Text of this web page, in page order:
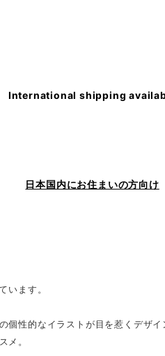
International shipping
日本国内にお住まいの方向け
います。
個性的なイラストが目を惹くデザイ
メ。